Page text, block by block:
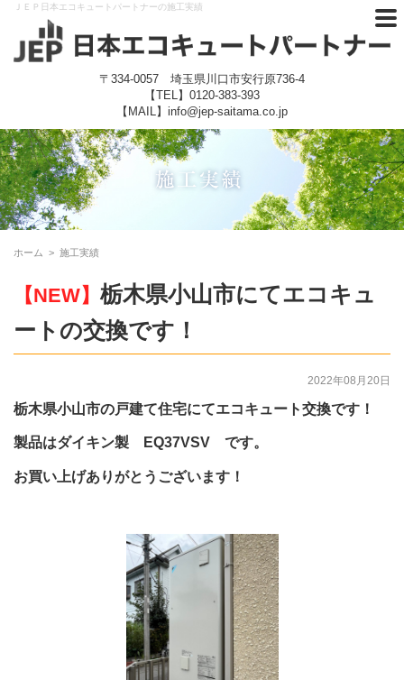
ＪＥＰ日本エコキュートパートナーの施工実績
〒334-0057 埼玉県川口市安行原736-4
【TEL】 0120-383-393
【MAIL】info@jep-saitama.co.jp
ホーム > 施工実績
【NEW】 栃木県小山市にてエコキュ
ートの交換です！
2022年08月20日
栃木県小山市の戸建て住宅にてエコキュート交換です！
製品はダイキン製 EQ37VSV です。
お買い上げありがとうございます！